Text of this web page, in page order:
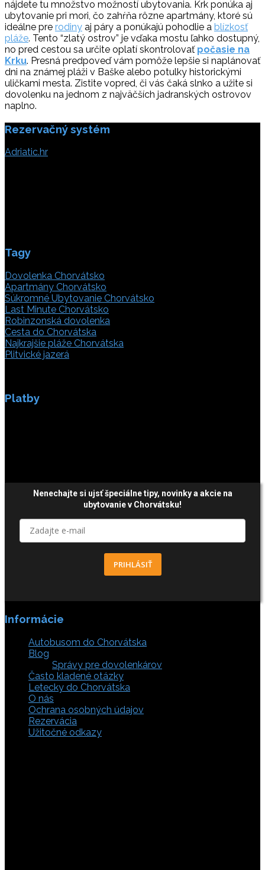
nájdete tu množstvo možností ubytovania. Krk ponúka aj
ubytovanie pri mori, čo zahŕňa rôzne apartmány, ktoré sú
ideálne pre rodiny aj páry a ponúkajú pohodlie a blízkosť
pláže. Tento “zlatý ostrov” je vďaka mostu ľahko dostupný,
no pred cestou sa určite oplatí skontrolovať počasie na
Krku. Presná predpoveď vám pomôže lepšie si naplánovať
dni na známej pláži v Baške alebo potulky historickými
uličkami mesta. Zistite vopred, či vás čaká slnko a užite si
dovolenku na jednom z najväčších jadranských ostrovov
naplno.
Rezervačný systém
Adriatic.hr
Tagy
Dovolenka Chorvátsko
Apartmány Chorvátsko
Súkromné Ubytovanie Chorvátsko
Last Minute Chorvátsko
Robinzonská dovolenka
Cesta do Chorvátska
Najkrajšie pláže Chorvátska
Plitvické jazerá
Platby
Nenechajte si ujsť špeciálne tipy, novinky a akcie na
ubytovanie v Chorvátsku!
PRIHLÁSIŤ
Informácie
Autobusom do Chorvátska
Blog
Správy pre dovolenkárov
Často kladené otázky
Letecky do Chorvátska
O nás
Ochrana osobných údajov
Rezervácia
Užitočné odkazy